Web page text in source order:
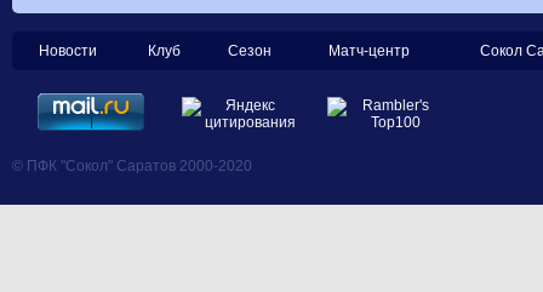
Новости Клуб Сезон Матч-центр Сокол
© ПФК "Сокол" Саратов 2000-2020